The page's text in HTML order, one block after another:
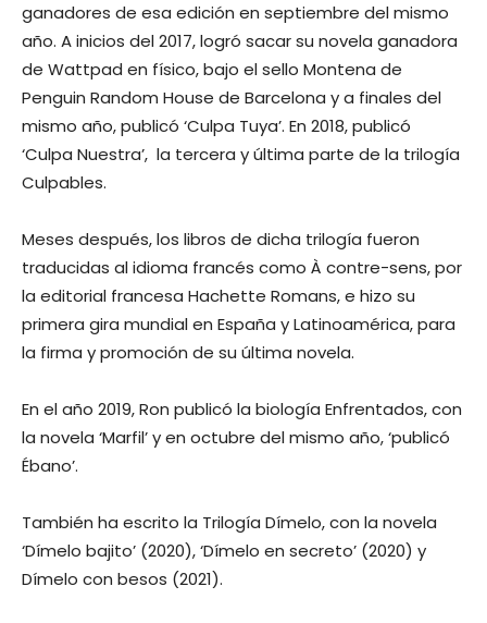
ganadores de esa edición en septiembre del mismo
año. A inicios del 2017, logró sacar su novela ganadora
de Wattpad en físico, bajo el sello Montena de
Penguin Random House de Barcelona y a finales del
mismo año, publicó ‘Culpa Tuya’. En 2018, publicó
‘Culpa Nuestra’, ​ la tercera y última parte de la trilogía
Culpables.
Meses después, los libros de dicha trilogía fueron
traducidas al idioma francés como À contre-sens, por
la editorial francesa Hachette Romans, e hizo su
primera gira mundial en España y Latinoamérica, para
la firma y promoción de su última novela.
En el año 2019, Ron publicó la biología Enfrentados, con
la novela ‘Marfil’ y en octubre del mismo año, ‘publicó
Ébano’.
También ha escrito la Trilogía Dímelo, con la novela
‘Dímelo bajito’ (2020), ‘Dímelo en secreto’ (2020) y
Dímelo con besos (2021).